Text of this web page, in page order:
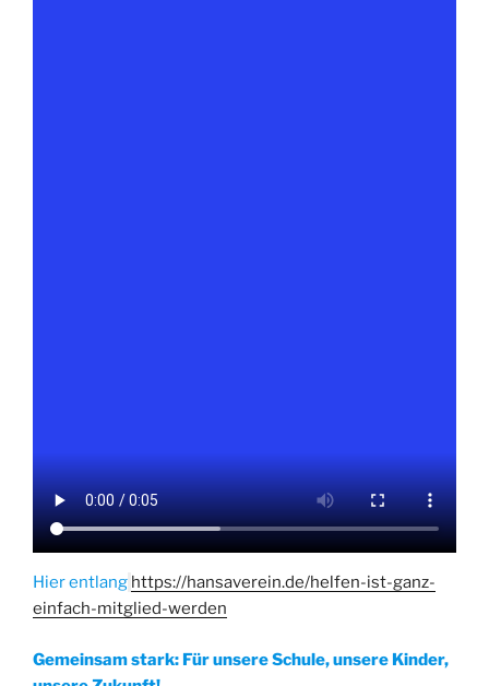
Hier entlang https://hansaverein.de/helfen-ist-ganz-
einfach-mitglied-werden
Gemeinsam stark: Für unsere Schule, unsere Kinder,